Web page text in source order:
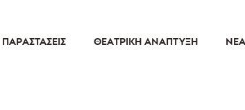
ΠΑΡΑΣΤΆΣΕΙΣ ΘΕΑΤΡΙΚΉ ΑΝΆΠΤΥΞΗ ΝΈΑ